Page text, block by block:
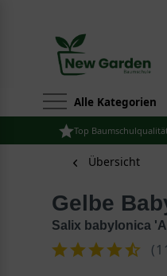
Alle Kategorien
Top
Übersicht
Gelbe
Salix babylonica
(